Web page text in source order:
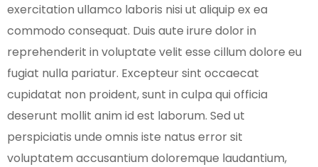
exercitation ullamco laboris nisi ut aliquip ex ea
commodo consequat. Duis aute irure dolor in
reprehenderit in voluptate velit esse cillum dolore eu
fugiat nulla pariatur. Excepteur sint occaecat
cupidatat non proident, sunt in culpa qui officia
deserunt mollit anim id est laborum. Sed ut
perspiciatis unde omnis iste natus error sit
voluptatem accusantium doloremque laudantium,